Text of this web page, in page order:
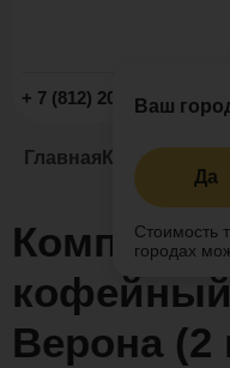
Ваш
Да
Стоимость
городах
+ 7 (812) 209-19-59
Главная Каталог
Комплект
кофейный
Верона (2